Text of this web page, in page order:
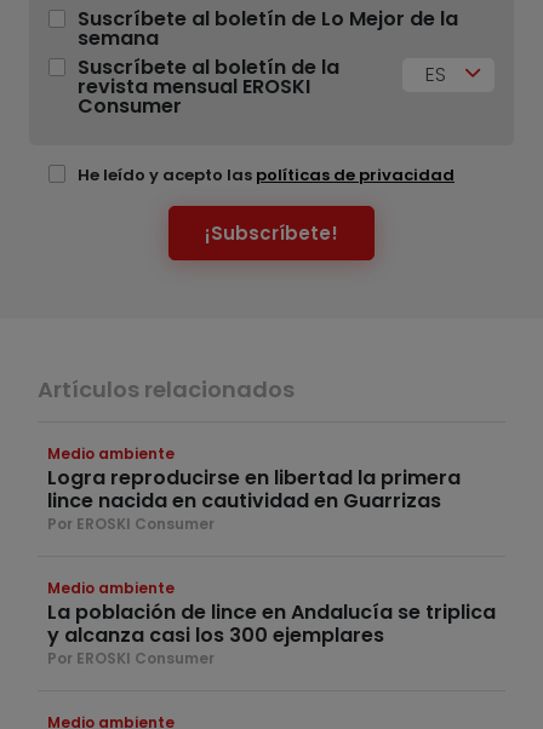
Suscríbete al boletín de Lo Mejor de la
semana
Suscríbete al boletín de la
revista mensual EROSKI
Consumer
ES
He leído y acepto las políticas de privacidad
¡Subscríbete!
Artículos relacionados
Medio ambiente
Logra reproducirse en libertad la primera
lince nacida en cautividad en Guarrizas
Por EROSKI Consumer
Medio ambiente
La población de lince en Andalucía se triplica
y alcanza casi los 300 ejemplares
Por EROSKI Consumer
Medio ambiente